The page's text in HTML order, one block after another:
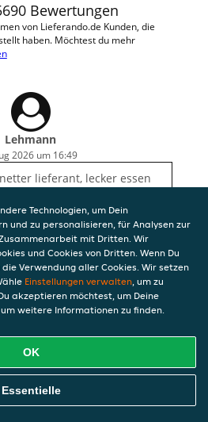
Bewertungen
von Lieferando.de Kunden, die
haben. Möchtest du mehr
Lehmann
2026 um 16:49
lieferant, lecker essen
Technologien, um Dein
und zu personalisieren, für Analysen zur
mit Dritten. Wir
und Cookies von Dritten. Wenn Du
Verwendung aller Cookies. Wir setzen
Einstellungen verwalten, um zu
akzeptieren möchtest, um Deine
weitere Informationen zu finden.
OK
Essentielle